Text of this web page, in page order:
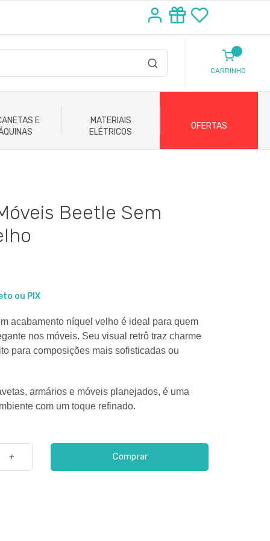
CARRINHO
E
MATERIAIS
ELÉTRICOS
OFERTAS
Beetle Sem
ou PIX
acabamento níquel velho é ideal para quem
nos móveis. Seu visual retrô traz charme
para composições mais sofisticadas ou
armários e móveis planejados, é uma
com um toque refinado.
+ Comprar